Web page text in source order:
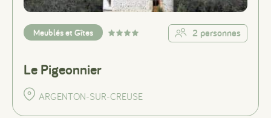
Meublés et Gîtes 2 personnes
Le Pigeonnier
ARGENTON-SUR-CREUSE